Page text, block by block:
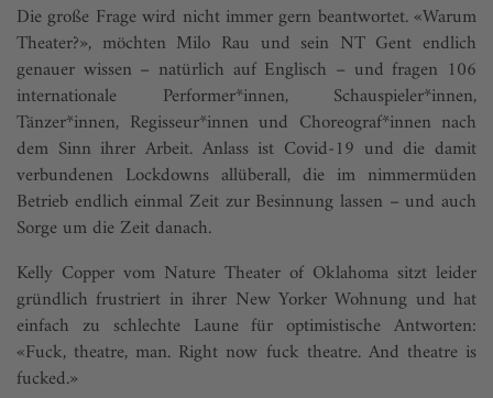
Die große Frage wird nicht immer gern beantwortet. «Warum
Theater?», möchten Milo Rau und sein NT Gent endlich
genauer wissen – natürlich auf Englisch – und fragen 106
internationale Performer*innen, Schauspieler*innen,
Tänzer*innen, Regisseur*innen und Choreograf*innen nach
dem Sinn ihrer Arbeit. Anlass ist Covid-19 und die damit
verbundenen Lockdowns allüberall, die im nimmermüden
Betrieb endlich einmal Zeit zur Besinnung lassen – und auch
Sorge um die Zeit danach.
Kelly Copper vom Nature Theater of Oklahoma sitzt leider
gründlich frustriert in ihrer New Yorker Wohnung und hat
einfach zu schlechte Laune für optimistische Antworten:
«Fuck, theatre, man. Right now fuck theatre. And theatre is
fucked.»